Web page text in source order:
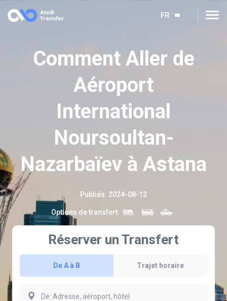
FR
Сomment Aller de
Aéroport
International
Noursoultan-
Nazarbaïev à Astana
Publiés: 2024-08-12
Options de transfert:
Réserver un Transfert
De A à B Trajet horaire